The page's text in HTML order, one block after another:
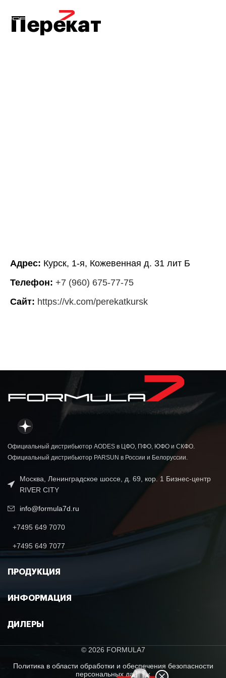
Перекат
Адрес: Курск, 1-я, Кожевенная д. 31 лит Б
Телефон: +7 (960) 675-77-75
Сайт: https://vk.com/perekatkursk
Официальный дистрибьютор AODES в ЦФО, ПФО, ЮФО и СКФО.
Официальный дистрибьютор PARSUN в России и Белоруссии.
Москва, Ленинградское шоссе, д. 69, кор. 1 Бизнес-центр
RIVER CITY
info@formula7d.ru
+7495 649 7070
+7495 649 7077
ПРОДУКЦИЯ
ИНФОРМАЦИЯ
ДИЛЕРЫ
© 2026 FORMULA7
Политика в области обработки и обеспечения безопасности
персональных данных